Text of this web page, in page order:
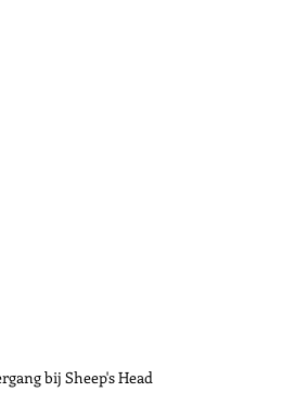
bij Sheep's Head